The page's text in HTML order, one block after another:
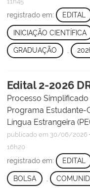
registrado em: EDITAL
INICIAÇÃO CIENTÍFICA
GRADUAÇÃO ,
Edital 2-2026
Processo
Programa
Língua Estrangeira
publicado em 30/06/2026
16h20
registrado em: EDITAL
BOLSA